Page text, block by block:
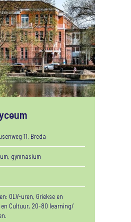
11, Breda
gymnasium
OLV-uren, Griekse en
Cultuur, 20-80 learning/